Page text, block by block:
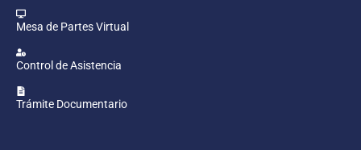
Mesa de Partes Virtual
Control de Asistencia
Trámite Documentario